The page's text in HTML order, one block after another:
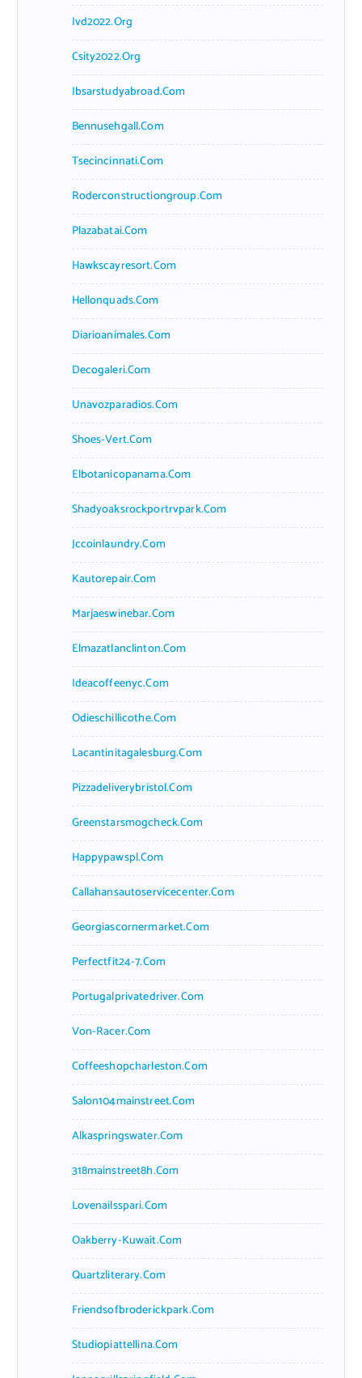
Ivd2022.org
Csity2022.org
Ibsarstudyabroad.com
Bennusehgall.com
Tsecincinnati.com
Roderconstructiongroup.com
Plazabatai.com
Hawkscayresort.com
Hellonquads.com
Diarioanimales.com
Decogaleri.com
Unavozparadios.com
Shoes-Vert.com
Elbotanicopanama.com
Shadyoaksrockportrvpark.com
Jccoinlaundry.com
Kautorepair.com
Marjaeswinebar.com
Elmazatlanclinton.com
Ideacoffeenyc.com
Odieschillicothe.com
Lacantinitagalesburg.com
Pizzadeliverybristol.com
Greenstarsmogcheck.com
Happypawspl.com
Callahansautoservicecenter.com
Georgiascornermarket.com
Perfectfit24-7.com
Portugalprivatedriver.com
Von-Racer.com
Coffeeshopcharleston.com
Salon104mainstreet.com
Alkaspringswater.com
318mainstreet8h.com
Lovenailsspari.com
Oakberry-Kuwait.com
Quartzliterary.com
Friendsofbroderickpark.com
Studiopiattellina.com